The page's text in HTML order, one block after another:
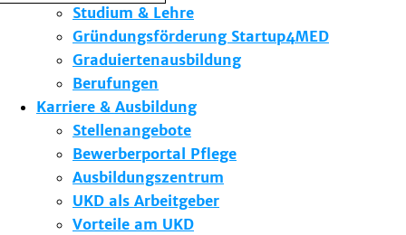
Studium & Lehre
Gründungsförderung Startup4MED
Graduiertenausbildung
Berufungen
Karriere & Ausbildung
Stellenangebote
Bewerberportal Pflege
Ausbildungszentrum
UKD als Arbeitgeber
Vorteile am UKD